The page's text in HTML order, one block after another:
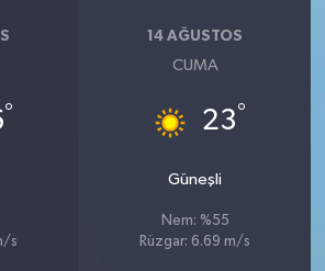
°
s
14 AĞUSTOS
CUMA
23°
Güneşli
Nem: %55
Rüzgar: 6.69 m/s